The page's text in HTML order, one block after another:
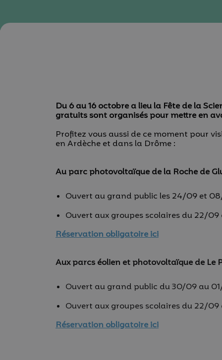
Du 6 au 16 octobre a lieu la Fête de la
gratuits sont organisés pour mettre en
Profitez vous aussi de ce moment pour
en Ardèche et dans la Drôme :
Au parc photovoltaïque de la Roche de
Ouvert au grand public les 24/09 et
Ouvert aux groupes scolaires du 22/09
Réservation obligatoire ici
Aux parcs éolien et photovoltaïque de Le
Ouvert au grand public du 30/09 au
Ouvert aux groupes scolaires du 22/09
Réservation obligatoire ici